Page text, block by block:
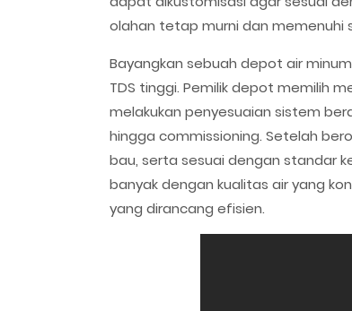
olahan tetap murni dan memenuhi
Bayangkan sebuah depot air
TDS tinggi. Pemilik depot memilih
melakukan penyesuaian sistem
hingga commissioning. Setelah
bau, serta sesuai dengan standar
banyak dengan kualitas air yang
yang dirancang efisien.